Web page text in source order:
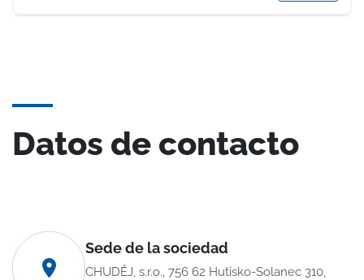
Datos de contacto
Sede de la sociedad
CHUDĚJ, s.r.o., 756 62 Hutisko-Solanec 310,